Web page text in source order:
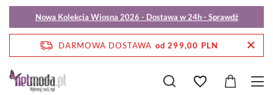
Nowa Kolekcja Wiosna 2026 - Dostawa w 24h - Sprawdź
DARMOWA DOSTAWA od 299,00 PLN